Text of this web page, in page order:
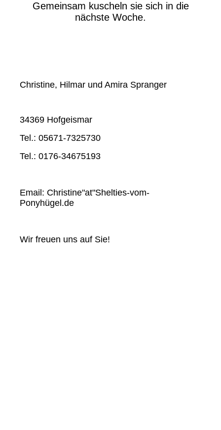
Gemeinsam kuscheln sie sich in die
nächste Woche.
Christine, Hilmar und Amira Spranger
34369 Hofgeismar
Tel.: 05671-7325730
Tel.: 0176-34675193
Email: Christine"at"Shelties-vom-
Ponyhügel.de
Wir freuen uns auf Sie!